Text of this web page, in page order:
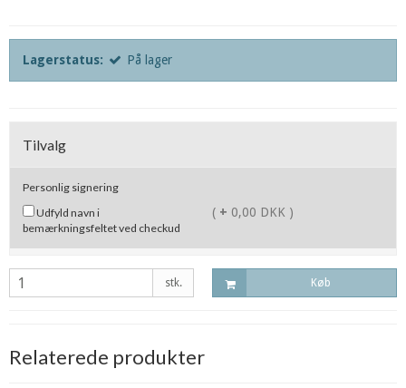
Lagerstatus: På lager
Tilvalg
Personlig signering
bemærkningsfeltet ved checkud
( + 0,00 DKK )
stk. Køb
Relaterede produkter